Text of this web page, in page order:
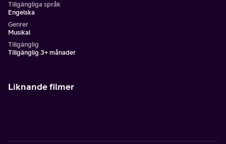
Tillgängliga språk
Engelska
Genrer
Musikal
Tillgänglig
Tillgänglig 3+ månader
Liknande filmer